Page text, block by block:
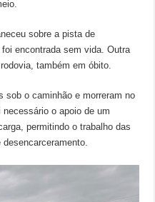
sobre a pista de
encontrada sem vida. Outra
também em óbito.
sob o caminhão e morreram no
o apoio de um
permitindo o trabalho das